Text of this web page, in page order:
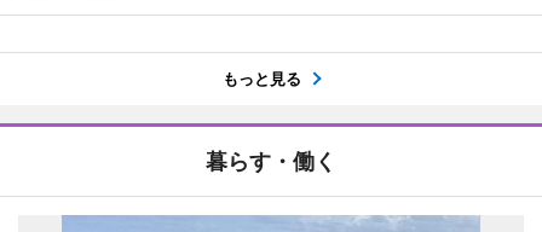
もっと見る
暮らす・働く